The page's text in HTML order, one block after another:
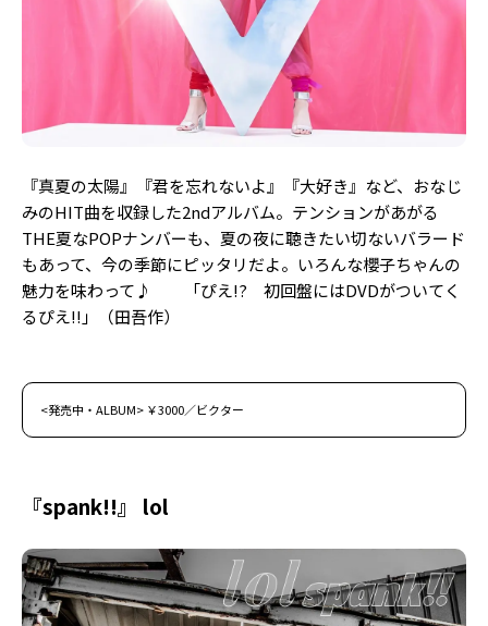
『真夏の太陽』『君を忘れないよ』『大好き』など、おなじ
みのHIT曲を収録した2ndアルバム。テンションがあがる
THE夏なPOPナンバーも、夏の夜に聴きたい切ないバラード
もあって、今の季節にピッタリだよ。いろんな櫻子ちゃんの
魅力を味わって♪ 「ぴえ!? 初回盤にはDVDがついてく
るぴえ!!」（田吾作）
<発売中・ALBUM> ￥3000／ビクター
『spank!!』 lol